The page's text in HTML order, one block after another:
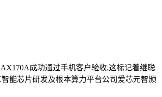
成功通过手机客户验收,这标记着继聪
能芯片研发及根本算力平台公司爱芯元智颁